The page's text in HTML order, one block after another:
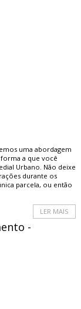
uma abordagem
a que você
Urbano. Não deixe
durante os
LER MAIS
-